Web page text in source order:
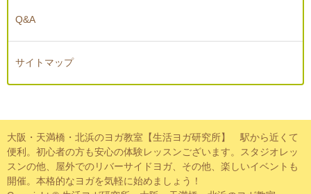
Q&A
サイトマップ
大阪・天満橋・北浜のヨガ教室【生活ヨガ研究所】 駅から近くて
便利。初心者の方も安心の体験レッスンございます。スタジオレッ
スンの他、屋外でのリバーサイドヨガ、その他、楽しいイベントも
開催。本格的なヨガを気軽に始めましょう！